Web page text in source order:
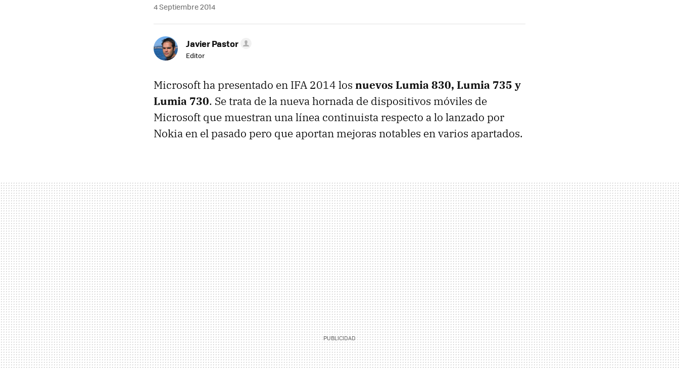
4 Septiembre 2014
Javier Pastor
Editor
Microsoft ha presentado en IFA 2014 los nuevos Lumia 830, Lumia 735 y
Lumia 730. Se trata de la nueva hornada de dispositivos móviles de
Microsoft que muestran una línea continuista respecto a lo lanzado por
Nokia en el pasado pero que aportan mejoras notables en varios apartados.